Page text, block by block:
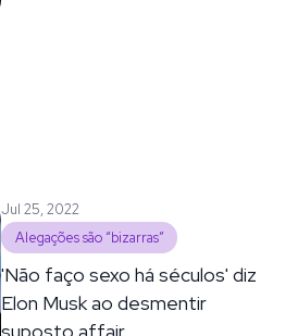
Jul 25, 2022
Alegações são “bizarras”
'Não faço sexo há séculos' diz
Elon Musk ao desmentir
suposto affair